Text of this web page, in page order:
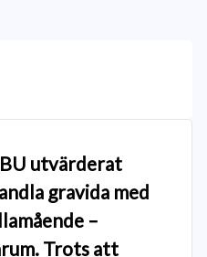
utvärderat
gravida med
–
Trots att